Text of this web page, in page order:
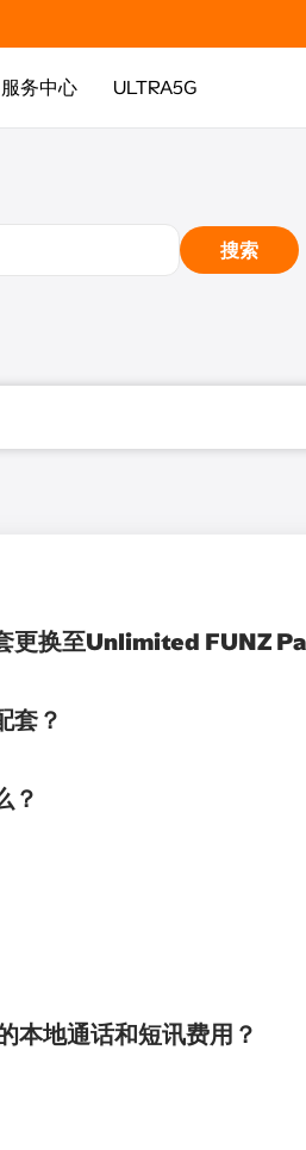
服务中心 ULTRA5G
搜索
换至Unlimited FUNZ
套？
？
地通话和短讯费用？